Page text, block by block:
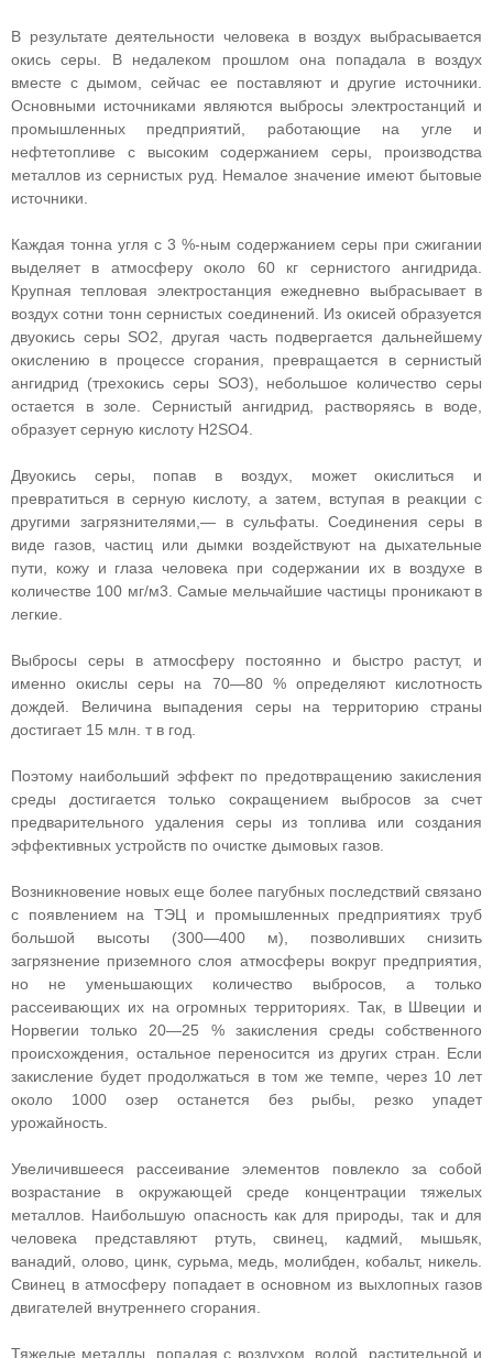
В результате деятельности человека в воздух выбрасывается
окись серы. В недалеком прошлом она попадала в воздух
вместе с дымом, сейчас ее поставляют и другие источники.
Основными источниками являются выбросы электростанций и
промышленных предприятий, работающие на угле и
нефтетопливе с высоким содержанием серы, производства
металлов из сернистых руд. Немалое значение имеют бытовые
источники.
Каждая тонна угля с 3 %-ным содержанием серы при сжигании
выделяет в атмосферу около 60 кг сернистого ангидрида.
Крупная тепловая электростанция ежедневно выбрасывает в
воздух сотни тонн сернистых соединений. Из окисей образуется
двуокись серы SО2, другая часть подвергается дальнейшему
окислению в процессе сгорания, превращается в сернистый
ангидрид (трехокись серы SO3), небольшое количество серы
остается в золе. Сернистый ангидрид, растворяясь в воде,
образует серную кислоту H2SO4.
Двуокись серы, попав в воздух, может окислиться и
превратиться в серную кислоту, а затем, вступая в реакции с
другими загрязнителями,— в сульфаты. Соединения серы в
виде газов, частиц или дымки воздействуют на дыхательные
пути, кожу и глаза человека при содержании их в воздухе в
количестве 100 мг/м3. Самые мельчайшие частицы проникают в
легкие.
Выбросы серы в атмосферу постоянно и быстро растут, и
именно окислы серы на 70—80 % определяют кислотность
дождей. Величина выпадения серы на территорию страны
достигает 15 млн. т в год.
Поэтому наибольший эффект по предотвращению закисления
среды достигается только сокращением выбросов за счет
предварительного удаления серы из топлива или создания
эффективных устройств по очистке дымовых газов.
Возникновение новых еще более пагубных последствий связано
с появлением на ТЭЦ и промышленных предприятиях труб
большой высоты (300—400 м), позволивших снизить
загрязнение приземного слоя атмосферы вокруг предприятия,
но не уменьшающих количество выбросов, а только
рассеивающих их на огромных территориях. Так, в Швеции и
Норвегии только 20—25 % закисления среды собственного
происхождения, остальное переносится из других стран. Если
закисление будет продолжаться в том же темпе, через 10 лет
около 1000 озер останется без рыбы, резко упадет
урожайность.
Увеличившееся рассеивание элементов повлекло за собой
возрастание в окружающей среде концентрации тяжелых
металлов. Наибольшую опасность как для природы, так и для
человека представляют ртуть, свинец, кадмий, мышьяк,
ванадий, олово, цинк, сурьма, медь, молибден, кобальт, никель.
Свинец в атмосферу попадает в основном из выхлопных газов
двигателей внутреннего сгорания.
Тяжелые металлы, попадая с воздухом, водой, растительной и